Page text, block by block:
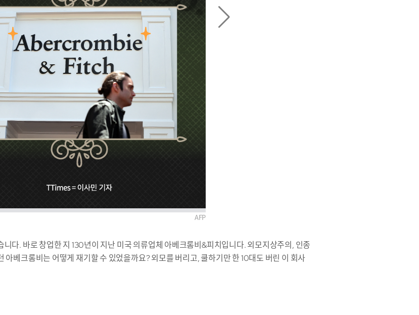
AFP
다. 바로 창업한 지 130년이 지난 미국 의류업체 아베크롬비&피치입니다. 외모지상주의, 인종
아베크롬비는 어떻게 재기할 수 있었을까요? 외모를 버리고, 쿨하기만 한 10대도 버린 이 회사